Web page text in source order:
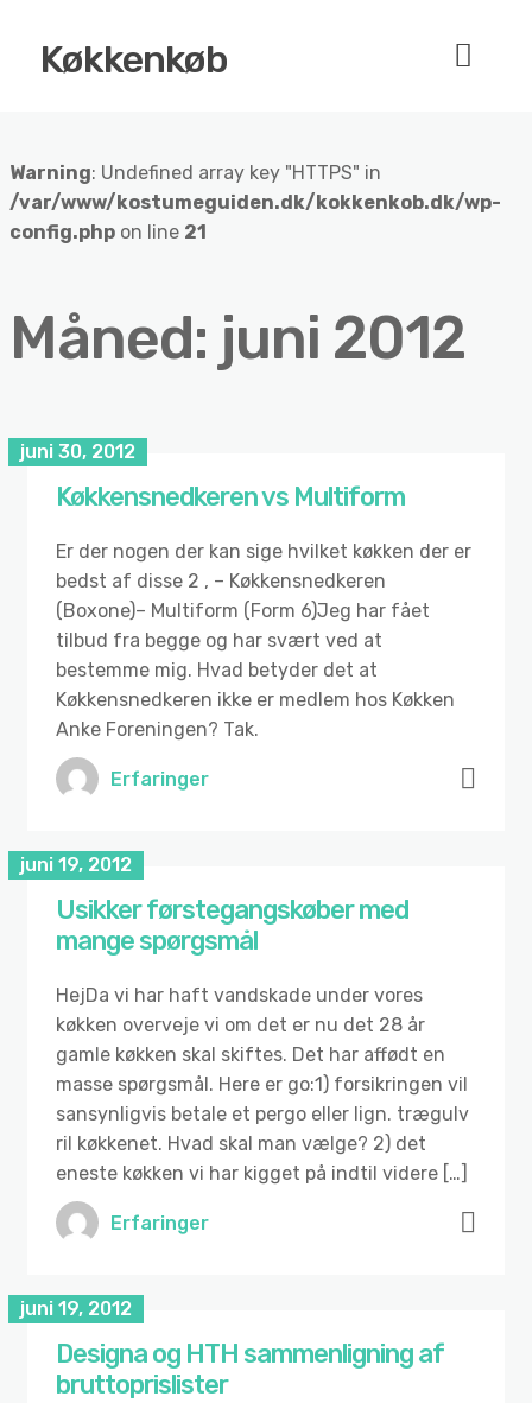
Warning: Undefined array key "HTTPS" in
/var/www/kostumeguiden.dk/kokkenkob.dk/wp-
config.php on line 21
Køkkenkøb
Måned: juni 2012
juni 30, 2012
Køkkensnedkeren vs Multiform
Er der nogen der kan sige hvilket køkken der er
bedst af disse 2 , – Køkkensnedkeren
(Boxone)– Multiform (Form 6)Jeg har fået
tilbud fra begge og har svært ved at
bestemme mig. Hvad betyder det at
Køkkensnedkeren ikke er medlem hos Køkken
Anke Foreningen? Tak.
Erfaringer
juni 19, 2012
Usikker førstegangskøber med
mange spørgsmål
HejDa vi har haft vandskade under vores
køkken overveje vi om det er nu det 28 år
gamle køkken skal skiftes. Det har affødt en
masse spørgsmål. Here er go:1) forsikringen vil
sansynligvis betale et pergo eller lign. trægulv
ril køkkenet. Hvad skal man vælge? 2) det
eneste køkken vi har kigget på indtil videre […]
Erfaringer
juni 19, 2012
Designa og HTH sammenligning af
bruttoprislister